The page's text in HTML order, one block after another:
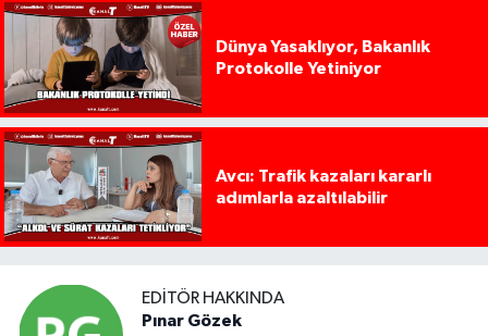
Dünya Yasaklıyor, Bakanlık
Protokolle Yetiniyor
Avcı: Trafik kazaları kararlı
adımlarla azaltılabilir
EDITÖR HAKKINDA
Pınar Gözek